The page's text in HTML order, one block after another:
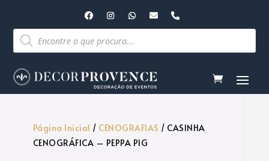
Pesquisar
produtos
Página Inicial / CENOGRAFIAS / CASINHA
CENOGRÁFICA – PEPPA PIG